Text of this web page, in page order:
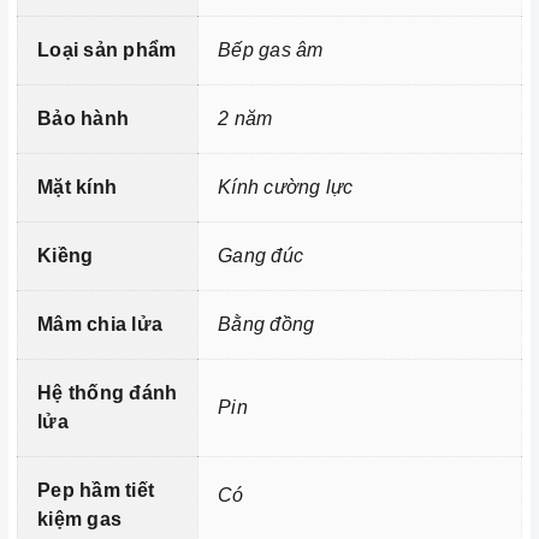
gian nấu và làm giảm lượng gas cần dùng
Mặt kính cường lực chịu lực, chịu nhiệt tốt và dễ dàng
Loại sản phẩm Bếp gas âm
Bảo hành 2 năm
Mặt kính Kính cường lực
Kiềng Gang đúc
Mâm chia lửa Bằng đồng
Hệ thống đánh
lửa
Pin
Pep hầm tiết
kiệm gas
Có